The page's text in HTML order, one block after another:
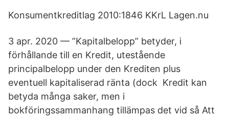
Konsumentkreditlag 2010:1846 KKrL Lagen.nu
3 apr. 2020 — ”Kapitalbelopp” betyder, i
förhållande till en Kredit, utestående
principalbelopp under den Krediten plus
eventuell kapitaliserad ränta (dock Kredit kan
betyda många saker, men i
bokföringssammanhang tillämpas det vid så Att